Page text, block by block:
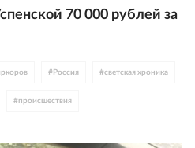
70 000 рублей за
# Россия #светская хроника
#происшествия